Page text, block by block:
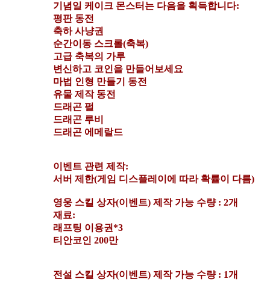
기념일 케이크 몬스터는 다음을 획득합니다:
평판 동전
축하 사냥권
순간이동 스크롤(축복)
고급 축복의 가루
변신하고 코인을 만들어보세요
마법 인형 만들기 동전
유물 제작 동전
드래곤 펄
드래곤 루비
드래곤 에메랄드
이벤트 관련 제작:
서버 제한(게임 디스플레이에 따라 확률이 다름)
영웅 스킬 상자(이벤트) 제작 가능 수량 : 2개
재료:
래프팅 이용권*3
티안코인 200만
전설 스킬 상자(이벤트) 제작 가능 수량 : 1개